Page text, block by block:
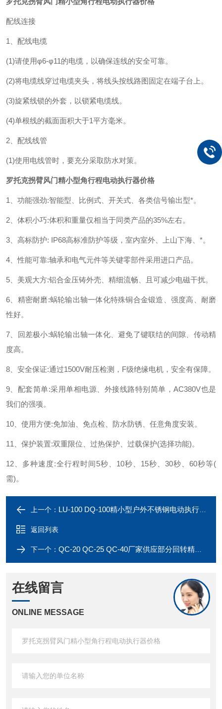
配线连接
1、配线电缆
(1)请使用φ6-φ11的电缆，以确保连线的安全可靠。
(2)将电缆线穿过电缆夹头，将线头按线路图固定在端子台上。
(3)旋紧线锁的外套，以锁紧电缆线。
(4)单根线的截面面积大于1平方毫米。
2、配线线管
(1)使用电线管时，要充分采取防水对策。
罗托克拐臂风门精小型角行程电动执行器价格
1、功能强劲:智能型、比例式、开关式、各类信号输出型*。
2、体积小巧:体积和重量仅相当于同类产品的35%左右。
3、高标防护: IP68高标准防护等级，室内室外、上山下海、*。
4、性能可靠:轴承和电气元件等关键零部件采用进口产品。
5、美观大方:铝合金压铸外壳、精细流畅、且可减少电磁干扰。
6、精密耐磨:蜗轮输出轴一体化特殊铜合金锻造、强度高、耐磨
性好。
7、回差极小:蜗轮输出轴一体化、避免了键联结的间隙、传动精
度高。
8、安全保证:通过1500V耐压检测，F级绝缘电机，安全有保障。
9、配套简单:采用单相电源、外接线路特别简单，AC380V也是
我们的强项。
10、使用方便:免加油、免点检、防水防锈、任意角度安装。
11、保护装置:双重限位、过热保护、过载保护(选择功能)。
12、多种速度:全行程时间5秒、10秒、15秒、30秒、60秒等(
需)。
上一个： LU-100 DQ-100精小型户外不锈钢电动执行阀门电动装置
返回列表
下一个： QC-20 QC-25 QC-40厂家供应部分回转精小型电动执行器
在线留言
ONLINE MESSAGE